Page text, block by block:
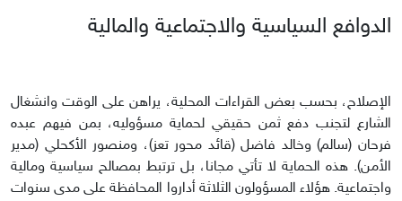
الدوافع السياسية والاجتماعية والمالية
الإصلاح، بحسب بعض القراءات المحلية، يراهن على الوقت وانشغال
الشارع لتجنب دفع ثمن حقيقي لحماية مسؤوليه، بمن فيهم عبده
فرحان (سالم) وخالد فاضل (قائد محور تعز)، ومنصور الأكحلي (مدير
الأمن). هذه الحماية لا تأتي مجانا، بل ترتبط بمصالح سياسية ومالية
واجتماعية. هؤلاء المسؤولون الثلاثة أداروا المحافظة على مدى سنوات